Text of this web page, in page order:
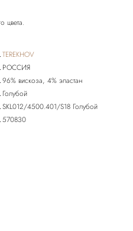
цвета.
TEREKHOV
РОССИЯ
96% вискоза, 4% эластан
Голубой
SKL012/4500.401/S18 Голубой
570830